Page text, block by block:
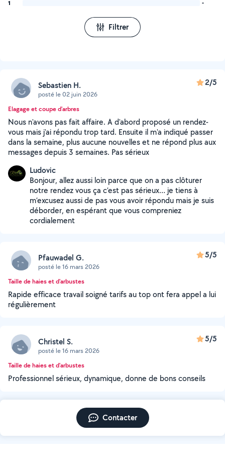
1
-
Filtrer
Sebastien H.
posté le 02 juin 2026
2/5
Elagage et coupe d'arbres
Nous n'avons pas fait affaire. A d'abord proposé un rendez-
vous mais j'ai répondu trop tard. Ensuite il m'a indiqué passer
dans la semaine, plus aucune nouvelles et ne répond plus aux
messages depuis 3 semaines. Pas sérieux
Ludovic
Bonjour, allez aussi loin parce que on a pas clôturer
notre rendez vous ça c’est pas sérieux… je tiens à
m’excusez aussi de pas vous avoir répondu mais je suis
déborder, en espérant que vous compreniez
cordialement
Pfauwadel G.
posté le 16 mars 2026
5/5
Taille de haies et d'arbustes
Rapide efficace travail soigné tarifs au top ont fera appel a lui
régulièrement
Christel S.
posté le 16 mars 2026
5/5
Taille de haies et d'arbustes
Professionnel sérieux, dynamique, donne de bons conseils
Contacter